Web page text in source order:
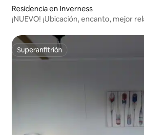
Residencia en Inverness
¡NUEVO! ¡Ubicación, encanto, mejor
Superanfitrión
Superanfitrión